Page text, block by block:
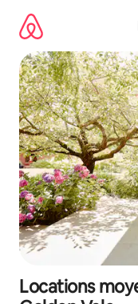
directement
contenu
Locations